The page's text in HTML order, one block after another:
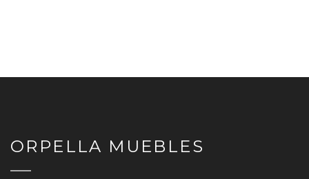
ORPELLA MUEBLES